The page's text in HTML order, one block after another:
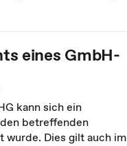
eines GmbH-
kann sich ein
betreffenden
wurde. Dies gilt auch im